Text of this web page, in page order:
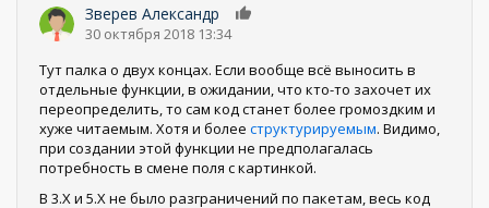
Зверев Александр
30 октября 2018 13:34
Тут палка о двух концах. Если вообще всё выносить в
отдельные функции, в ожидании, что кто-то захочет их
переопределить, то сам код станет более громоздким и
хуже читаемым. Хотя и более структурируемым. Видимо,
при создании этой функции не предполагалась
потребность в смене поля с картинкой.
В 3.Х и 5.Х не было разграничений по пакетам, весь код